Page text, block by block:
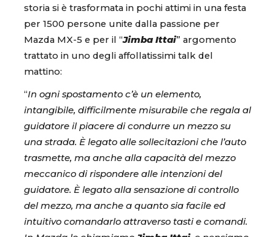
storia si è trasformata in pochi attimi in una festa
per 1500 persone unite dalla passione per
Mazda MX-5 e per il “Jimba Ittai” argomento
trattato in uno degli affollatissimi talk del
mattino:
“In ogni spostamento c’è un elemento,
intangibile, difficilmente misurabile che regala al
guidatore il piacere di condurre un mezzo su
una strada. È legato alle sollecitazioni che l’auto
trasmette, ma anche alla capacità del mezzo
meccanico di rispondere alle intenzioni del
guidatore. È legato alla sensazione di controllo
del mezzo, ma anche a quanto sia facile ed
intuitivo comandarlo attraverso tasti e comandi.